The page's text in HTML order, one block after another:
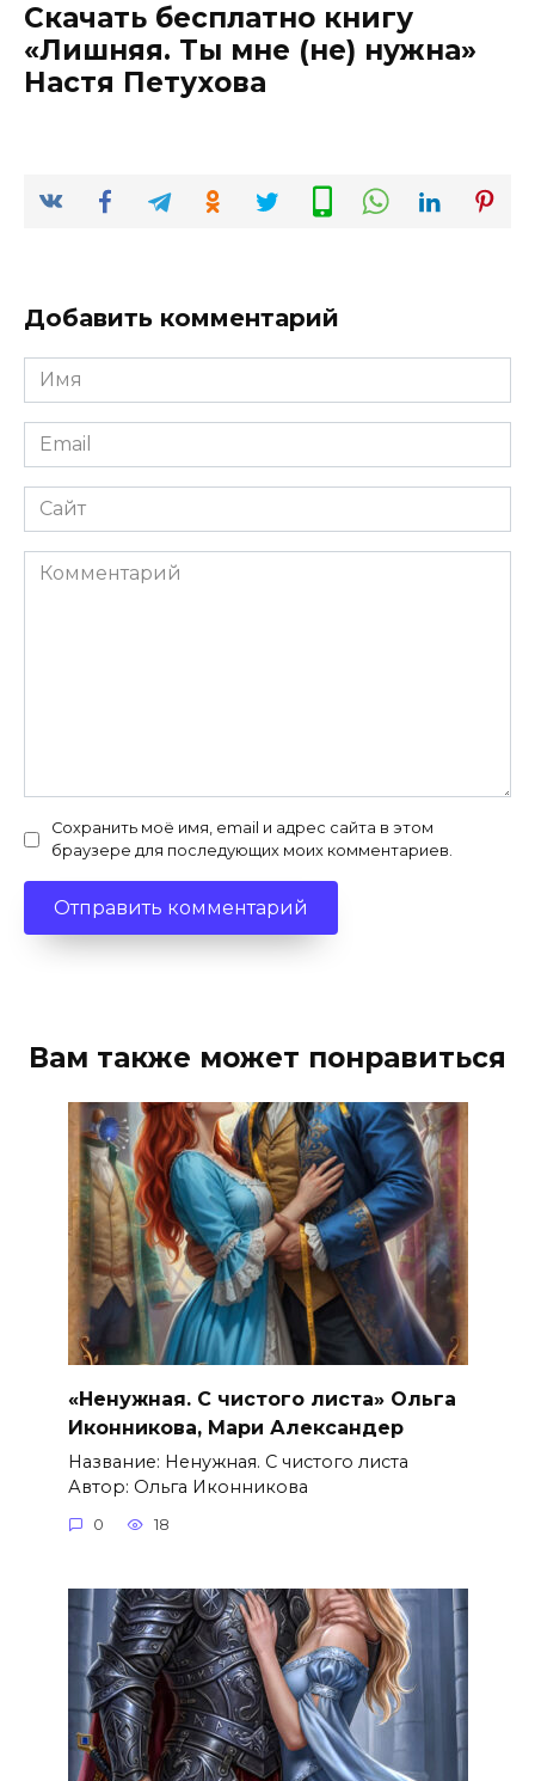
Скачать бесплатно книгу
«Лишняя. Ты мне (не) нужна»
Настя Петухова
Добавить комментарий
Имя
*
Email
*
Сайт
Комментарий
Сохранить моё имя, email и адрес сайта в этом
браузере для последующих моих комментариев.
Вам также может понравиться
«Ненужная. С чистого листа» Ольга
Иконникова, Мари Александер
Название: Ненужная. С чистого листа
Автор: Ольга Иконникова
0 18